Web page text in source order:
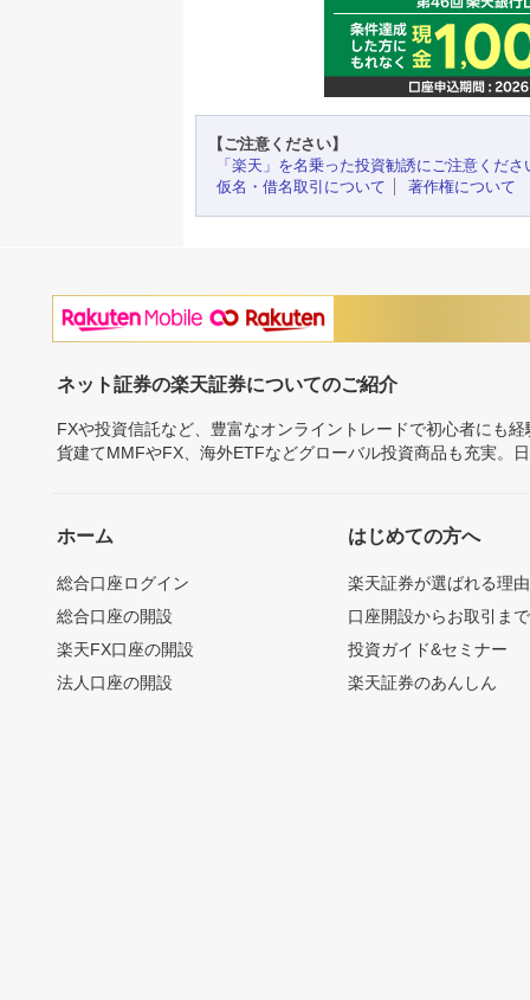
【ご注意ください】
「楽天」を名乗った投資勧誘にご注意くださ
仮名・借名取引について
著作権について
ネット証券の楽天証券についてのご紹介
FXや投資信託など、豊富なオンライントレードで初心者にも
貨建てMMFやFX、海外ETFなどグローバル投資商品も充実。
ホーム
総合口座ログイン
総合口座の開設
楽天FX口座の開設
法人口座の開設
はじめての方へ
楽天証券が選ばれる理由
口座開設からお取引ま
投資ガイド&セミナー
楽天証券のあんしん